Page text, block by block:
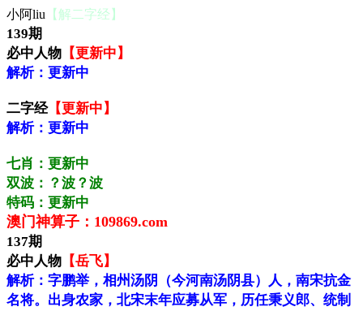
小阿liu 【解二字经】
139期
必中人物 【更新中】
解析：更新中
二字经【更新中】
解析：更新中
七肖：更新中
双波：？波？波
特码：更新中
澳门神算子：109869.com
137期
必中人物 【岳飞】
解析：字鹏举，相州汤阴（今河南汤阴县）人，南宋抗金
名将。出身农家，北宋末年应募从军，历任秉义郎、统制